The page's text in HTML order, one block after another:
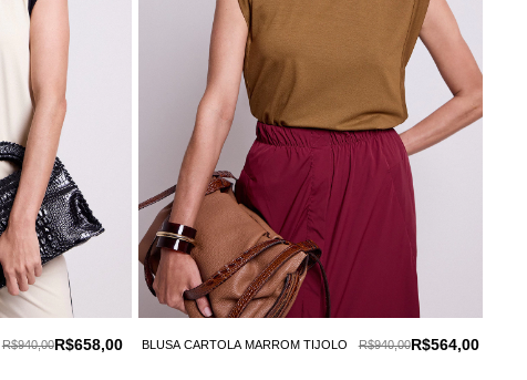
R$658,00
R$940,00 BLUSA CARTOLA MARROM TIJOLO R$564,00
R$940,00